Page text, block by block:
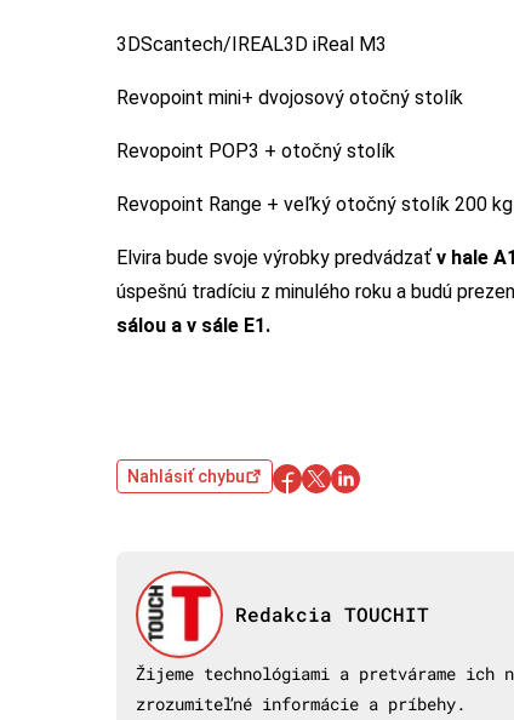
3DScantech/IREAL3D iReal M3
Revopoint mini+ dvojosový otočný stolík
Revopoint POP3 + otočný stolík
Revopoint Range + veľký otočný stolík 200 kg
Elvira bude svoje výrobky predvádzať v hale
úspešnú tradíciu z minulého roku a budú
sálou a v sále E1.
Nahlásiť chybu
Redakcia TOUCHIT
Žijeme technológiami a pretvárame ich
zrozumiteľné informácie a príbehy.